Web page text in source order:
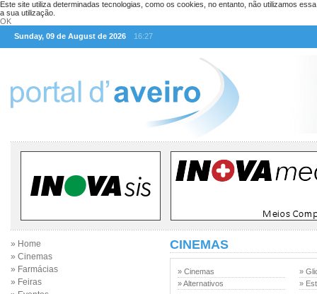
Este site utiliza determinadas tecnologias, como os cookies, no entanto, não utilizamos
a sua utilização.
OK
Sunday, 09 de August de 2026
16:27
» Home
» Cinemas
» Farmácias
» Feiras
CINEMAS
» Cinemas
» Alternativos
»
»